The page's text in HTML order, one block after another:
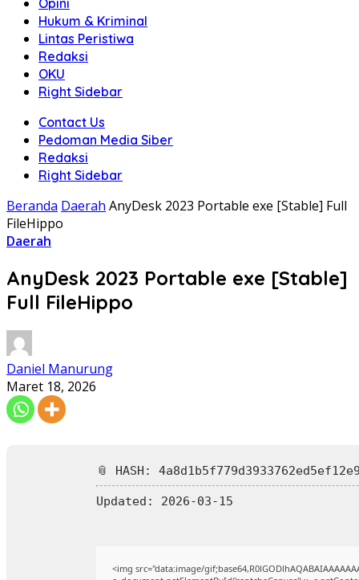
Opini
Hukum & Kriminal
Lintas Peristiwa
Redaksi
OKU
Right Sidebar
Contact Us
Pedoman Media Siber
Redaksi
Right Sidebar
Beranda Daerah AnyDesk 2023 Portable exe [Stable] Full
FileHippo
Daerah
AnyDesk 2023 Portable exe [Stable]
Full FileHippo
Daniel Manurung
Maret 18, 2026
📎 HASH:
Updated: 2026-03-15
<img src="data:image/